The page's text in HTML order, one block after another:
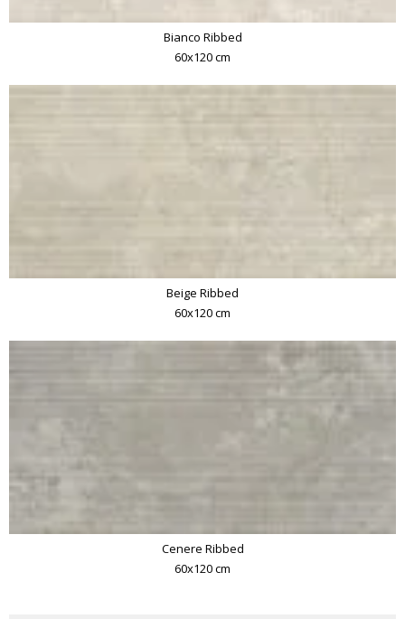
Bianco Ribbed
60x120 cm
Beige Ribbed
60x120 cm
Cenere Ribbed
60x120 cm